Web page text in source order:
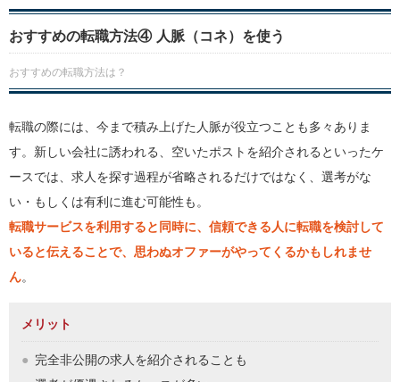
おすすめの転職方法④ 人脈（コネ）を使う
おすすめの転職方法は？
転職の際には、今まで積み上げた人脈が役立つことも多々ありま
す。新しい会社に誘われる、空いたポストを紹介されるといったケ
ースでは、求人を探す過程が省略されるだけではなく、選考がな
い・もしくは有利に進む可能性も。
転職サービスを利用すると同時に、信頼できる人に転職を検討して
いると伝えることで、思わぬオファーがやってくるかもしれませ
ん。
メリット
完全非公開の求人を紹介されることも